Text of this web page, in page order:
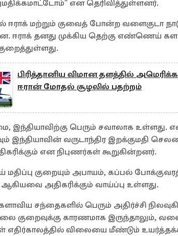
என தெரிவித்துள்ளனர்.
ஈராக் மற்றும் குவைத் போன்ற வளைகுடா
ஈராக் தனது முக்கிய தெற்கு எண்ணெய்
பிரித்தானிய விமான தளத்தில்
ஈரான் மோதல் சூழலில் பதற்றம்
இந்தியாவிற்கு பெரும் சவாலாக
இந்தியாவின் வருடாந்திர இறக்குமதி
என நிபுணர்கள் கூறுகின்றனர்.
மதிப்பு குறையும் அபாயம், கப்பல்
அதிகரிக்கும் வாய்ப்பு உள்ளது.
சந்தைகளில் பெரும் அதிர்ச்சி
குறைவுக்கு காரணமாக இருந்தாலும்,
எதிர்காலத்தில் விலையை மீண்டும்